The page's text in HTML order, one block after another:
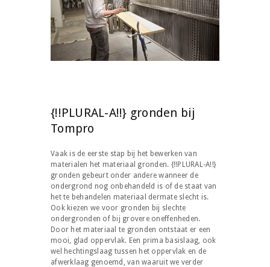
{!!PLURAL-A!!} gronden bij
Tompro
Vaak is de eerste stap bij het bewerken van
materialen het materiaal gronden. {!!PLURAL-A!!}
gronden gebeurt onder andere wanneer de
ondergrond nog onbehandeld is of de staat van
het te behandelen materiaal dermate slecht is.
Ook kiezen we voor gronden bij slechte
ondergronden of bij grovere oneffenheden.
Door het materiaal te gronden ontstaat er een
mooi, glad oppervlak. Een prima basislaag, ook
wel hechtingslaag tussen het oppervlak en de
afwerklaag genoemd, van waaruit we verder